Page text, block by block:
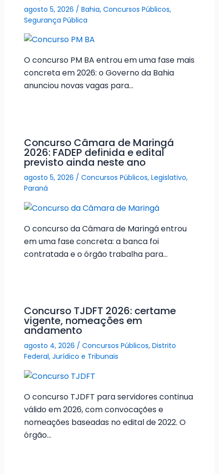
agosto 5, 2026 / Bahia, Concursos Públicos,
Segurança Pública
O concurso PM BA entrou em uma fase mais
concreta em 2026: o Governo da Bahia
anunciou novas vagas para…
Concurso Câmara de Maringá
2026: FADEP definida e edital
previsto ainda neste ano
agosto 5, 2026 / Concursos Públicos, Legislativo,
Paraná
O concurso da Câmara de Maringá entrou
em uma fase concreta: a banca foi
contratada e o órgão trabalha para…
Concurso TJDFT 2026: certame
vigente, nomeações em
andamento
agosto 4, 2026 / Concursos Públicos, Distrito
Federal, Jurídico e Tribunais
O concurso TJDFT para servidores continua
válido em 2026, com convocações e
nomeações baseadas no edital de 2022. O
órgão…